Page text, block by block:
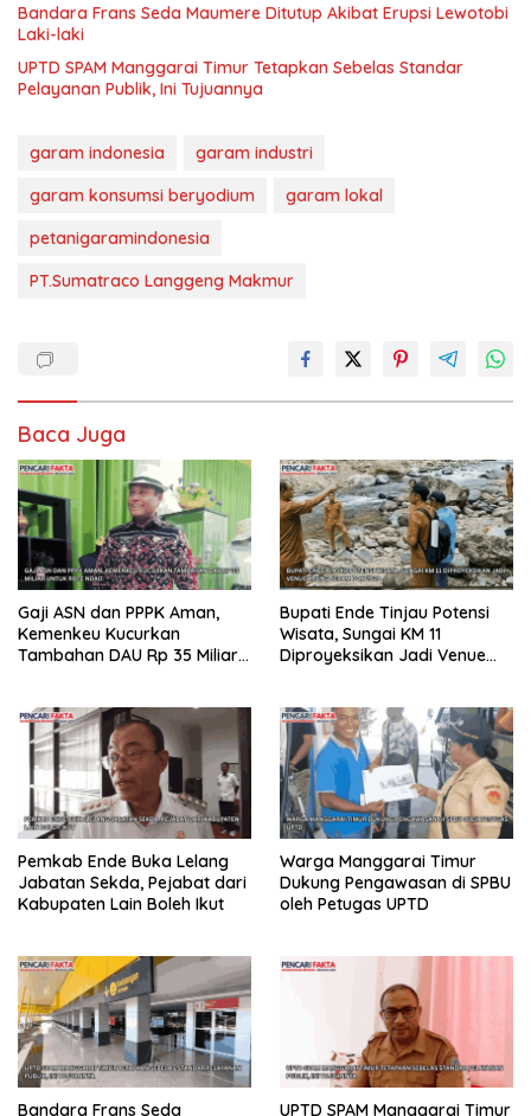
Bandara Frans Seda Maumere Ditutup Akibat Erupsi Lewotobi
Laki-laki
UPTD SPAM Manggarai Timur Tetapkan Sebelas Standar
Pelayanan Publik, Ini Tujuannya
garam indonesia
garam industri
garam konsumsi beryodium
garam lokal
petanigaramindonesia
PT.Sumatraco Langgeng Makmur
Baca Juga
Gaji ASN dan PPPK Aman,
Kemenkeu Kucurkan
Tambahan DAU Rp 35 Miliar
Bupati Ende Tinjau Potensi
Wisata, Sungai KM 11
Diproyeksikan Jadi Venue
Pemkab Ende Buka Lelang
Jabatan Sekda, Pejabat dari
Kabupaten Lain Boleh Ikut
Warga Manggarai Timur
Dukung Pengawasan di SPBU
oleh Petugas UPTD
Bandara Frans Seda UPTD SPAM Manggarai Timur